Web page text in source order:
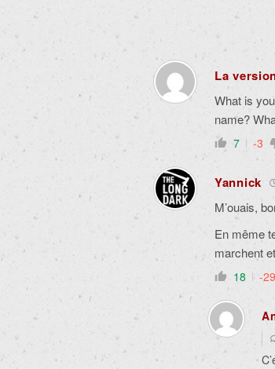
La
What is
name?
7 -3
Yannick
M’ouais,
En même
marchent
18 -29